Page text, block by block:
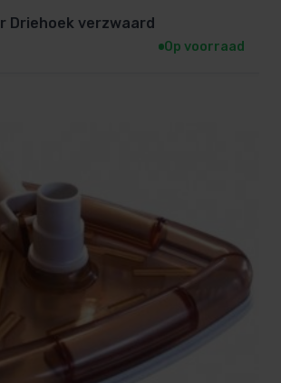
Driehoek verzwaard
Op voorraad